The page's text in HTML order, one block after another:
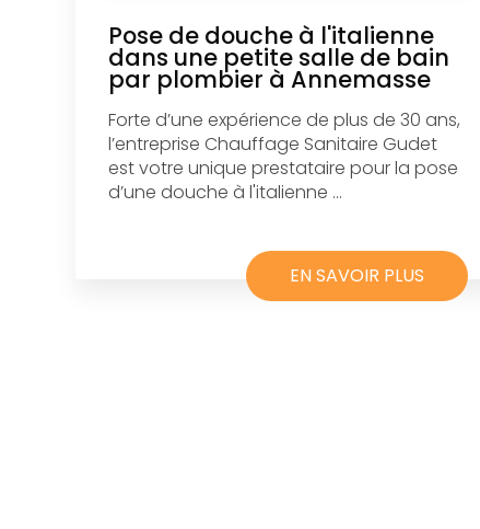
Pose de douche à l'italienne
dans une petite salle de bain
par plombier à Annemasse
Forte d’une expérience de plus de 30 ans,
l’entreprise Chauffage Sanitaire Gudet
est votre unique prestataire pour la pose
d’une douche à l'italienne ...
EN SAVOIR PLUS